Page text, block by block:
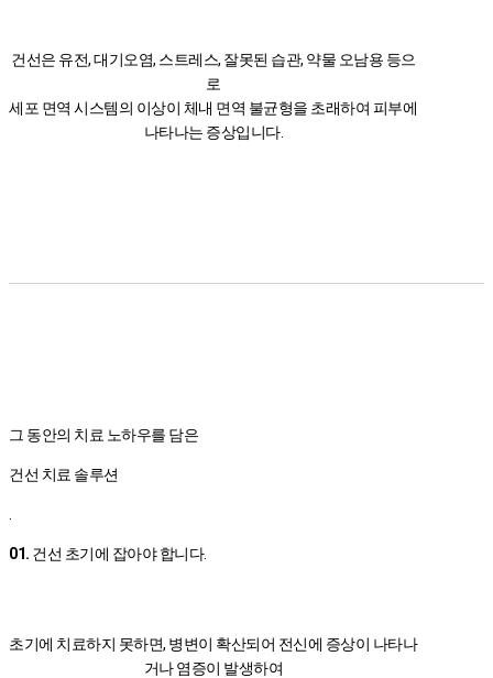
건선은 유전, 대기오염, 스트레스, 잘못된 습관, 약물 오남용 등으
로
세포 면역 시스템의 이상이 체내 면역 불균형을 초래하여 피부에
나타나는 증상입니다.
그 동안의 치료 노하우를 담은
건선 치료 솔루션
01. 건선 초기에 잡아야 합니다.
초기에 치료하지 못하면, 병변이 확산되어 전신에 증상이 나타나
거나 염증이 발생하여